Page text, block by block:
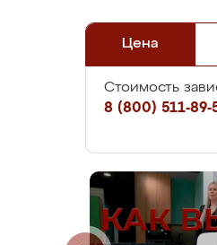
Цена
Стоимость
8 (800) 511-89-